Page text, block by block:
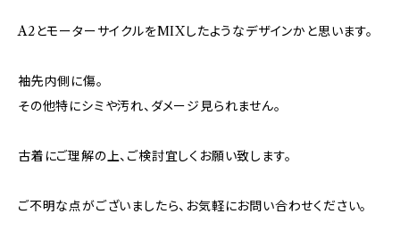
A2とモーターサイクルをMIXしたようなデザインかと思います。
袖先内側に傷。
その他特にシミや汚れ、ダメージ見られません。
古着にご理解の上、ご検討宜しくお願い致します。
ご不明な点がございましたら、お気軽にお問い合わせください。